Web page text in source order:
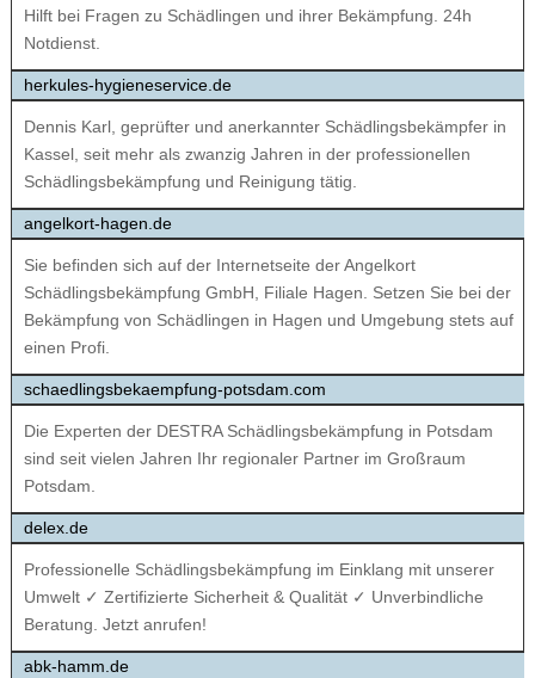
Hilft bei Fragen zu Schädlingen und ihrer Bekämpfung. 24h
Notdienst.
herkules-hygieneservice.de
Dennis Karl, geprüfter und anerkannter Schädlingsbekämpfer in
Kassel, seit mehr als zwanzig Jahren in der professionellen
Schädlingsbekämpfung und Reinigung tätig.
angelkort-hagen.de
Sie befinden sich auf der Internetseite der Angelkort
Schädlingsbekämpfung GmbH, Filiale Hagen. Setzen Sie bei der
Bekämpfung von Schädlingen in Hagen und Umgebung stets auf
einen Profi.
schaedlingsbekaempfung-potsdam.com
Die Experten der DESTRA Schädlingsbekämpfung in Potsdam
sind seit vielen Jahren Ihr regionaler Partner im Großraum
Potsdam.
delex.de
Professionelle Schädlingsbekämpfung im Einklang mit unserer
Umwelt ✓ Zertifizierte Sicherheit & Qualität ✓ Unverbindliche
Beratung. Jetzt anrufen!
abk-hamm.de